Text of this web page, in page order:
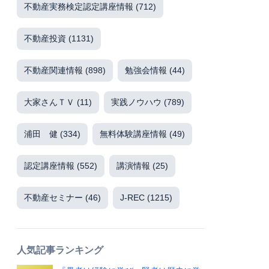
不動産実務検定認定講座情報 (712)
不動産投資 (1131)
不動産関連情報 (898) 勉強会情報 (44)
大家さんＴＶ (11) 実践ノウハウ (789)
浦田 健 (334) 無料体験講座情報 (49)
認定講座情報 (552) 講演情報 (25)
不動産セミナー (46) J-REC (1215)
人気記事ランキング